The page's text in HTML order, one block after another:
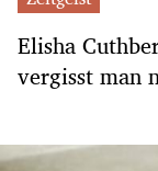
Elisha
vergisst man